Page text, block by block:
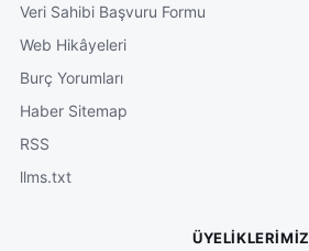
Veri Sahibi Başvuru Formu
Web Hikâyeleri
Burç Yorumları
Haber Sitemap
RSS
llms.txt
ÜYELIKLERIMIZ